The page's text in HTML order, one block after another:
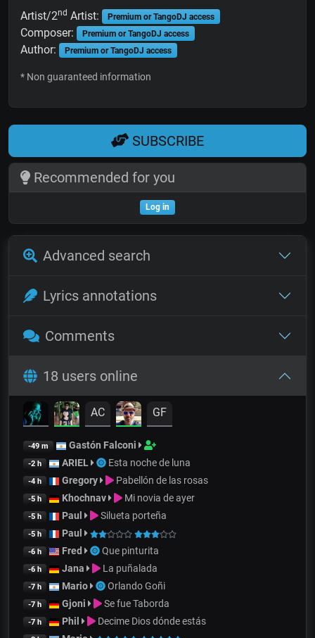
Artist/2nd Artist: Premium or TangoDJ access
Composer: Premium or TangoDJ access
Author: Premium or TangoDJ access
* Non guaranteed information
SUBSCRIBE
Recommended for you
Log in
Advanced search
Lyrics annotations
Comments
18 users online
AC GF
-49 m Gastón Falconi
-2 h ARIEL Esta noche de luna
-4 h Gregory Pabellón de las rosas
-5 h Khochnav Mi novia de ayer
-5 h Paul Silueta porteña
-5 h Paul
-6 h Fred Que pinturita
-6 h Jana La puñalada
-7 h Mario Orlando Goñi
-7 h Gjoni Se fue Taborda
-7 h Phil Decime Dios dónde estás